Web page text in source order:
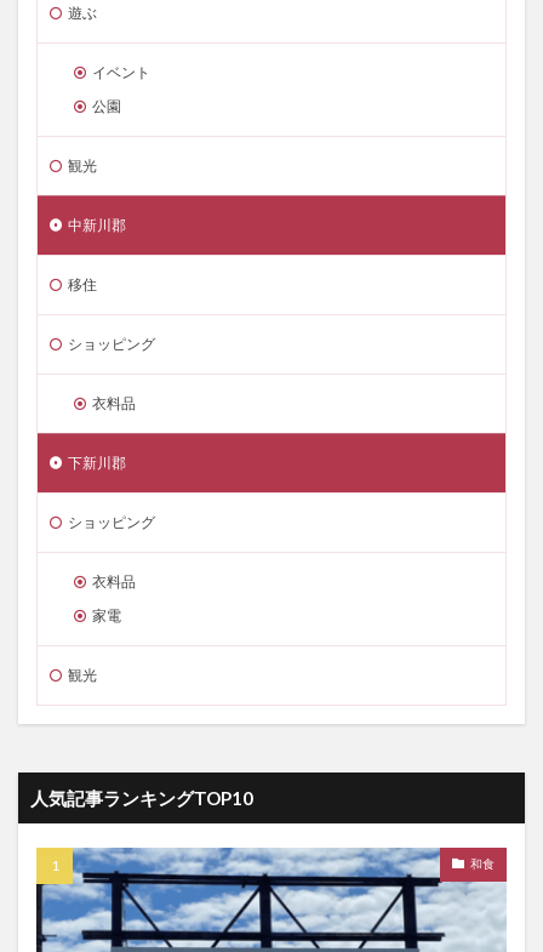
遊ぶ
イベント
公園
観光
中新川郡
移住
ショッピング
衣料品
下新川郡
ショッピング
衣料品
家電
観光
人気記事ランキングTOP10
和食